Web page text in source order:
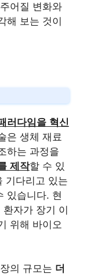
어질 변화와
해 보는 것이
러다임을 혁신
은 생체 재료
하는 과정을
제작할 수 있
기다리고 있는
있습니다. 현
자가 장기 이
위해 바이오
의 규모는 더